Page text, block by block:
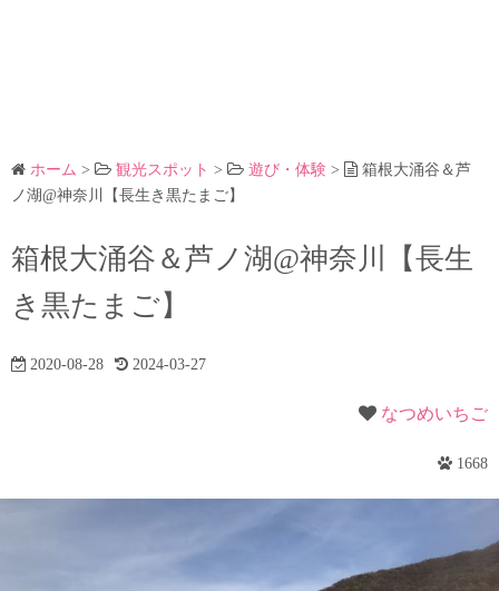
ホーム > 観光スポット > 遊び・体験 >
箱根大涌谷＆芦
ノ湖@神奈川【長生き黒たまご】
箱根大涌谷＆芦ノ湖@神奈川【長生
き黒たまご】
2020-08-28 2024-03-27
なつめいちご
1668